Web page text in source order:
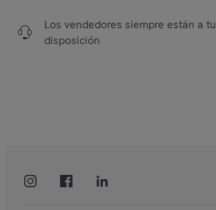
Los vendedores siempre están a tu
disposición